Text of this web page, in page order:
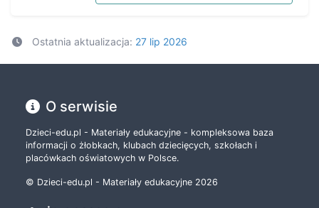
Ostatnia aktualizacja: 27 lip 2026
O serwisie
Dzieci-edu.pl - Materiały edukacyjne - kompleksowa baza
informacji o żłobkach, klubach dziecięcych, szkołach i
placówkach oświatowych w Polsce.
© Dzieci-edu.pl - Materiały edukacyjne 2026